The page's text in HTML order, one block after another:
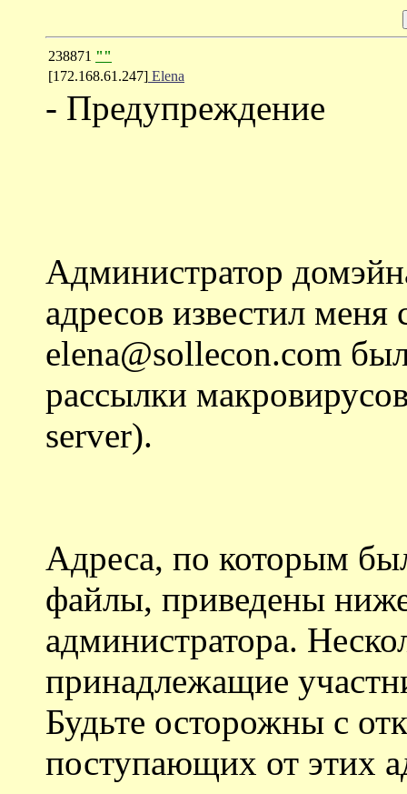
238871 ""
[172.168.61.247] Elena
- Предупреждение
Администратор
адресов известил меня
elena@sollecon.com
рассылки
server).
Адреса, по которым
файлы, приведены
администратора.
принадлежащие
Будьте осторожны с
поступающих от этих